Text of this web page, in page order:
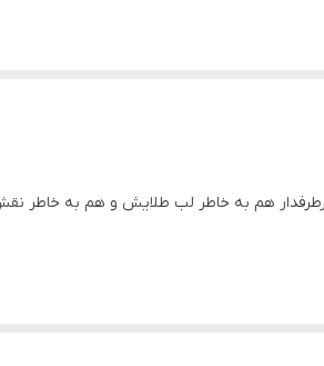
300میلی‌لیتر بسیار شیک و پرطرفدار هم به خاطر لب